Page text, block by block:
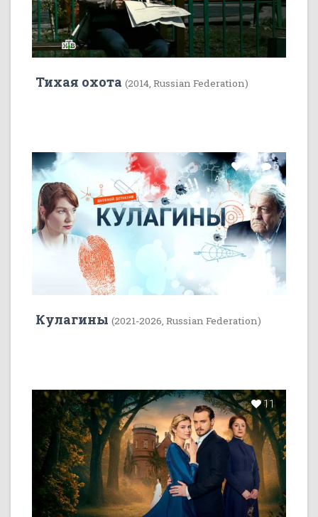
Тихая охота (2014, Russian Federation)
22 5
Кулагины (2021-2026, Russian Federation)
11